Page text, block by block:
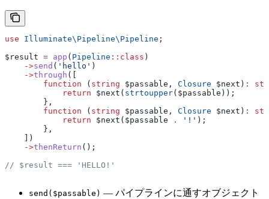
use Illuminate\Pipeline\ Pipeline ;
$result = app ( Pipeline :: class )
    ->
send ( 'hello' )
    ->
through ([
        function
( string $passable , Closure $next ) :
            return
$next ( strtoupper( $passable ));
        },
        function
( string $passable , Closure $next ) :
            return
$next ( $passable . '!' );
        },
    ])
    ->
thenReturn ();
// $result === 'HELLO!'
send($passable) — パイプラインに通すオブジェクト